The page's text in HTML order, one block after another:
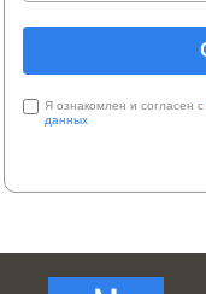
Я ознакомлен и согласен с
данных